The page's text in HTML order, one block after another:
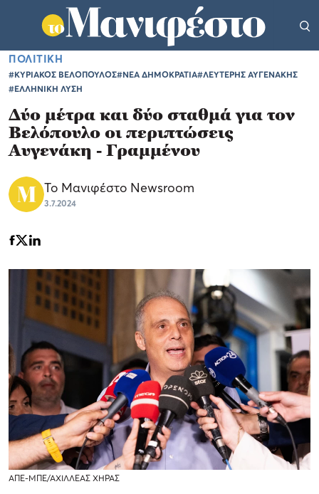
ΠΟΛΙΤΙΚΗ
#ΚΥΡΙΑΚΟΣ ΒΕΛΟΠΟΥΛΟΣ#ΝΕΑ ΔΗΜΟΚΡΑΤΙΑ#ΛΕΥΤΕΡΗΣ ΑΥΓΕΝΑΚΗΣ
#ΕΛΛΗΝΙΚΗ ΛΥΣΗ
Δύο μέτρα και δύο σταθμά για τον
Βελόπουλο οι περιπτώσεις
Αυγενάκη - Γραμμένου
Το Μανιφέστο Newsroom
3.7.2024
ΑΠΕ-ΜΠΕ/ΑΧΙΛΛΕΑΣ ΧΗΡΑΣ